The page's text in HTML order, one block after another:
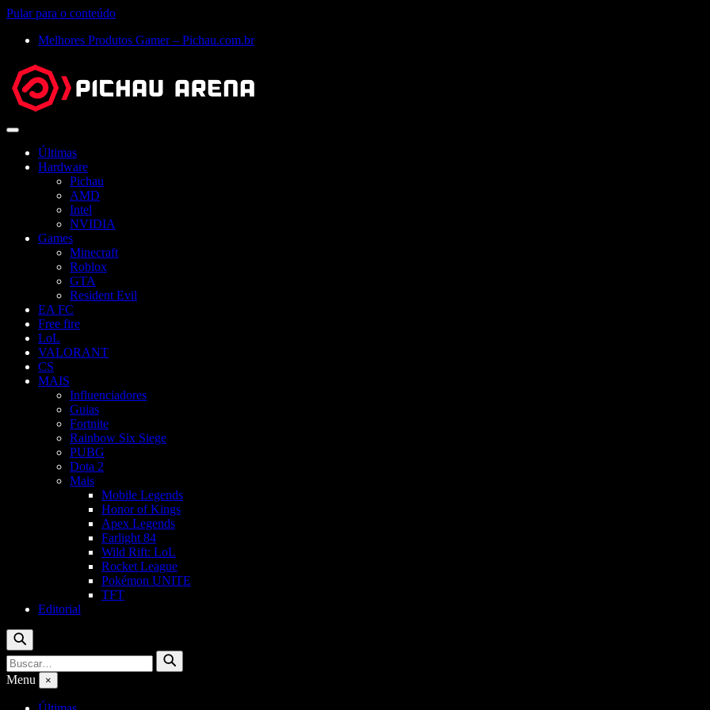
Pular para o conteúdo
Melhores Produtos Gamer – Pichau.com.br
Abrir
Últimas
Hardware
Pichau
AMD
Intel
NVIDIA
Games
Minecraft
Roblox
GTA
Resident Evil
EA FC
Free fire
LoL
VALORANT
CS
MAIS
Influenciadores
Guias
Fortnite
Rainbow Six Siege
PUBG
Dota 2
Mais
Mobile Legends
Honor of Kings
Apex Legends
Farlight 84
Wild Rift: LoL
Rocket League
Pokémon UNITE
TFT
Editorial
Buscar
Buscar
por:
Buscar
Menu ×